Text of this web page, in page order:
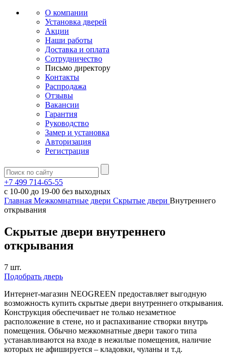
О компании
Установка дверей
Акции
Наши работы
Доставка и оплата
Сотрудничество
Письмо директору
Контакты
Распродажа
Отзывы
Вакансии
Гарантия
Руководство
Замер и установка
Авторизация
Регистрация
+7 499 714-65-55
с 10-00 до 19-00 без выходных
Главная Межкомнатные двери Скрытые двери Внутреннего
открывания
Скрытые двери внутреннего
открывания
7 шт.
Подобрать дверь
Интернет-магазин NEOGREEN предоставляет выгодную
возможность купить скрытые двери внутреннего открывания.
Конструкция обеспечивает не только незаметное
расположение в стене, но и распахивание створки внутрь
помещения. Обычно межкомнатные двери такого типа
устанавливаются на входе в нежилые помещения, наличие
которых не афишируется – кладовки, чуланы и т.д.